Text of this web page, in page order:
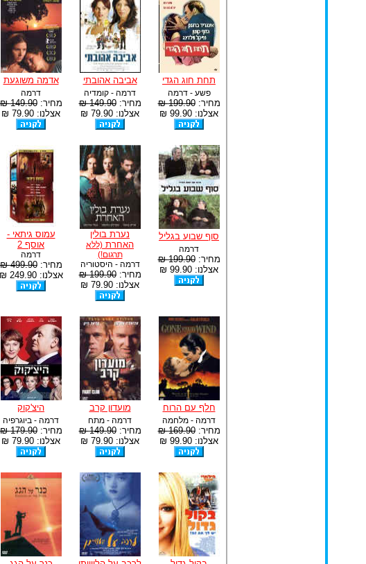
תחת חוג הגדי
פשע - דרמה
מחיר:199.90 ₪
אצלנו: 99.90 ₪
אביבה אהובתי
דרמה - קומדיה
מחיר:149.90 ₪
אצלנו: 79.90 ₪
אדמה משוגעת
דרמה
מחיר:149.90 ₪
אצלנו: 79.90 ₪
סוף שבוע בגליל
דרמה
מחיר:199.90 ₪
אצלנו: 99.90 ₪
נערת בולין
האחרת (ללא
תרגום!)
דרמה - היסטוריה
מחיר:199.90 ₪
אצלנו: 79.90 ₪
עמוס גיתאי -
אוסף 2
דרמה
מחיר:499.90 ₪
אצלנו: 249.90 ₪
חלף עם הרוח
דרמה - מלחמה
מחיר:169.90 ₪
אצלנו: 99.90 ₪
מועדון קרב
דרמה - מתח
מחיר:149.90 ₪
אצלנו: 79.90 ₪
היצ'קוק
דרמה - ביוגרפיה
מחיר:179.90 ₪
אצלנו: 79.90 ₪